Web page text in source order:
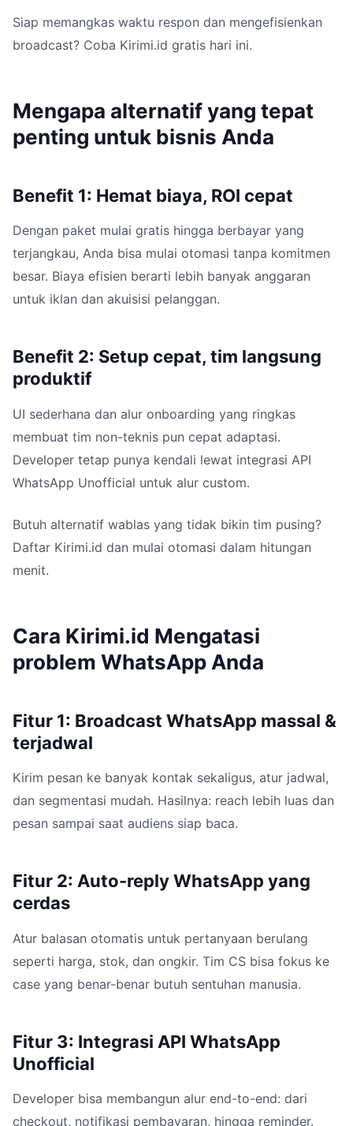
Siap memangkas waktu respon dan mengefisienkan
broadcast? Coba Kirimi.id gratis hari ini.
Mengapa alternatif yang tepat
penting untuk bisnis Anda
Benefit 1: Hemat biaya, ROI cepat
Dengan paket mulai gratis hingga berbayar yang
terjangkau, Anda bisa mulai otomasi tanpa komitmen
besar. Biaya efisien berarti lebih banyak anggaran
untuk iklan dan akuisisi pelanggan.
Benefit 2: Setup cepat, tim langsung
produktif
UI sederhana dan alur onboarding yang ringkas
membuat tim non-teknis pun cepat adaptasi.
Developer tetap punya kendali lewat integrasi API
WhatsApp Unofficial untuk alur custom.
Butuh alternatif wablas yang tidak bikin tim pusing?
Daftar Kirimi.id dan mulai otomasi dalam hitungan
menit.
Cara Kirimi.id Mengatasi
problem WhatsApp Anda
Fitur 1: Broadcast WhatsApp massal &
terjadwal
Kirim pesan ke banyak kontak sekaligus, atur jadwal,
dan segmentasi mudah. Hasilnya: reach lebih luas dan
pesan sampai saat audiens siap baca.
Fitur 2: Auto-reply WhatsApp yang
cerdas
Atur balasan otomatis untuk pertanyaan berulang
seperti harga, stok, dan ongkir. Tim CS bisa fokus ke
case yang benar-benar butuh sentuhan manusia.
Fitur 3: Integrasi API WhatsApp
Unofficial
Developer bisa membangun alur end-to-end: dari
checkout, notifikasi pembayaran, hingga reminder.